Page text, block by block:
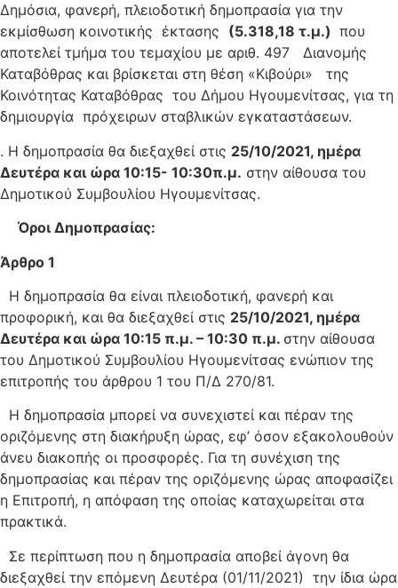
Δημόσια, φανερή, πλειοδοτική δημοπρασία για την
εκμίσθωση κοινοτικής έκτασης (5.318,18 τ.μ.) που
αποτελεί τμήμα του τεμαχίου με αριθ. 497 Διανομής
Καταβόθρας και βρίσκεται στη θέση «Κιβούρι» της
Κοινότητας Καταβόθρας του Δήμου Ηγουμενίτσας, για τη
δημιουργία πρόχειρων σταβλικών εγκαταστάσεων.
. Η δημοπρασία θα διεξαχθεί στις 25/10/2021, ημέρα
Δευτέρα και ώρα 10:15- 10:30π.μ. στην αίθουσα του
Δημοτικού Συμβουλίου Ηγουμενίτσας.
Όροι Δημοπρασίας:
Άρθρο 1
Η δημοπρασία θα είναι πλειοδοτική, φανερή και
προφορική, και θα διεξαχθεί στις 25/10/2021, ημέρα
Δευτέρα και ώρα 10:15 π.μ. – 10:30 π.μ. στην αίθουσα
του Δημοτικού Συμβουλίου Ηγουμενίτσας ενώπιον της
επιτροπής του άρθρου 1 του Π/Δ 270/81.
Η δημοπρασία μπορεί να συνεχιστεί και πέραν της
οριζόμενης στη διακήρυξη ώρας, εφ’ όσον εξακολουθούν
άνευ διακοπής οι προσφορές. Για τη συνέχιση της
δημοπρασίας και πέραν της οριζόμενης ώρας αποφασίζει
η Επιτροπή, η απόφαση της οποίας καταχωρείται στα
πρακτικά.
Σε περίπτωση που η δημοπρασία αποβεί άγονη θα
διεξαχθεί την επόμενη Δευτέρα (01/11/2021) την ίδια ώρα